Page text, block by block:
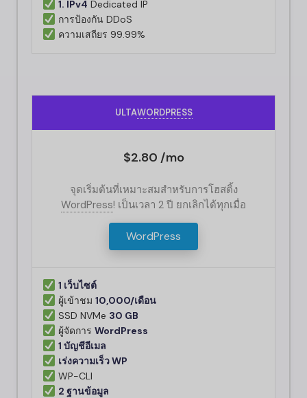
1. IPv4 Dedicated IP
การป้องกัน DDoS
ความเสถียร 99.99%
ULTAWORDPRESS
$2.80 /mo
จุดเริ่มต้นที่เหมาะสมสำหรับการโฮสติ้ง
WordPress! เป็นเวลา 2 ปี ยกเลิกได้ทุกเมื่อ
WordPress
1 เว็บไซต์
ผู้เข้าชม10,000/เดือน
SSD NVMe 30 GB
ผู้จัดการ WordPress
1 บัญชีอีเมล
เร่งความเร็ว WP
WP-CLI
2 ฐานข้อมูล